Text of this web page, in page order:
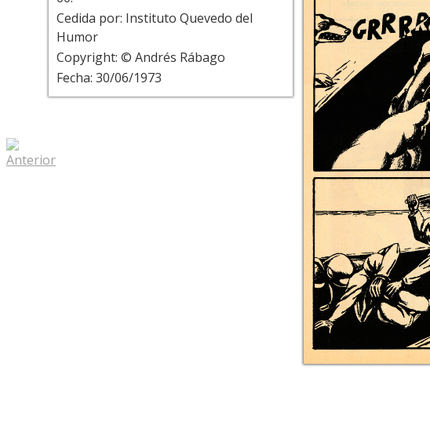
Cedida por: Instituto Quevedo del
Humor
Copyright: © Andrés Rábago
Fecha: 30/06/1973